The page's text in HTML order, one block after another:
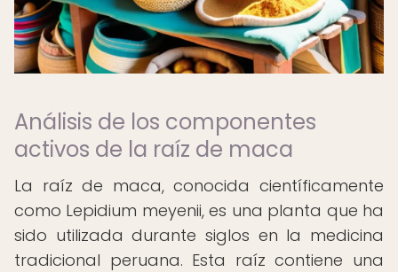
Análisis de los componentes
activos de la raíz de maca
La raíz de maca, conocida científicamente
como Lepidium meyenii, es una planta que ha
sido utilizada durante siglos en la medicina
tradicional peruana. Esta raíz contiene una